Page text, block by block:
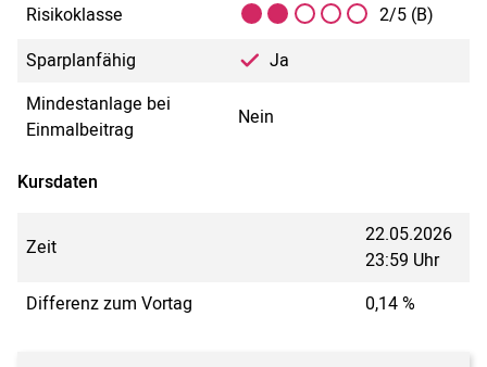
Risikoklasse
2/5 (B)
Sparplanfähig
Ja
Mindestanlage bei
Einmalbeitrag
Nein
Kursdaten
Zeit
22.05.2026
23:59 Uhr
Differenz zum Vortag
0,14 %